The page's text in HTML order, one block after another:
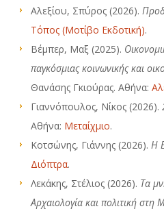
Αλεξίου, Σπύρος (2026).
Τόπος (Μοτίβο Εκδοτική).
Βέμπερ, Μαξ (2025).
παγκόσμιας κοινωνικής και
Θανάσης Γκιούρας. Αθήνα:
Γιαννόπουλος, Νίκος (2026).
Αθήνα: Μεταίχμιο.
Κοτσώνης, Γιάννης (2026). Η
Διόπτρα.
Λεκάκης, Στέλιος (2026). Τα
Αρχαιολογία και πολιτική